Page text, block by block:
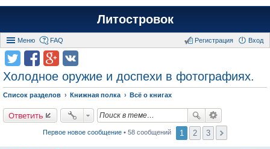
Литостровок
Меню FAQ Вход
Регистрация
Холодное оружие и доспехи в фотографиях.
Список разделов Книжная полка Всё о книгах
Ответить
Первое новое сообщение • 58 сообщений 1 2 3